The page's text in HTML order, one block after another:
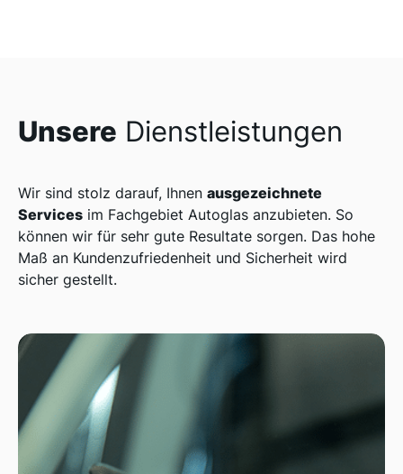
Unsere Dienstleistungen
Wir sind stolz darauf, Ihnen ausgezeichnete
Services im Fachgebiet Autoglas anzubieten. So
können wir für sehr gute Resultate sorgen. Das hohe
Maß an Kundenzufriedenheit und Sicherheit wird
sicher gestellt.